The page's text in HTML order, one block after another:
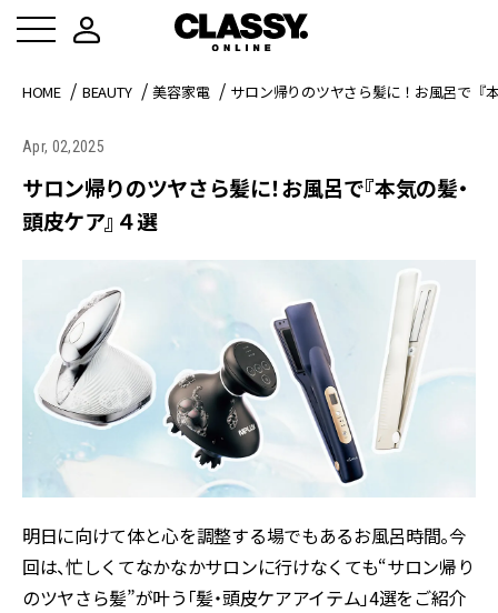
HOME BEAUTY 美容家電 サロン帰りのツヤさら髪に！お風呂で『
Apr, 02,2025
サロン帰りのツヤさら髪に！お風呂で『本気の髪・
頭皮ケア』４選
明日に向けて体と心を調整する場でもあるお風呂時間。今
回は、忙しくてなかなかサロンに行けなくても“サロン帰り
のツヤさら髪”が叶う「髪・頭皮ケアアイテム」4選をご紹介